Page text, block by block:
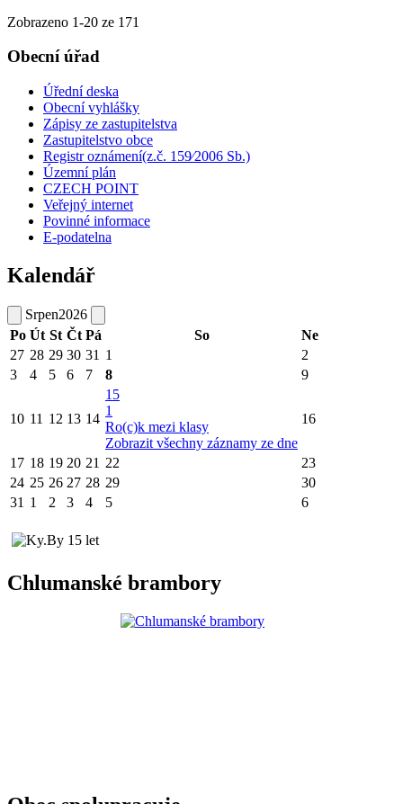
Zobrazeno 1-20 ze 171
Obecní úřad
Úřední deska
Obecní vyhlášky
Zápisy ze zastupitelstva
Zastupitelstvo obce
Registr oznámení(z.č. 159⁄2006 Sb.)
Územní plán
CZECH POINT
Veřejný internet
Povinné informace
E-podatelna
Kalendář
Srpen2026
Po Út St Čt Pá So
Ne
27 28 29 30 31 1
2
3
4 5 6 7 8 9
10 11 12 13 14
15
1
Ro(c)k mezi klasy
Zobrazit všechny záznamy ze dne
16
17 18 19 20 21 22
23
24 25 26 27 28 29
30
31 1 2 3 4 5 6
Chlumanské brambory